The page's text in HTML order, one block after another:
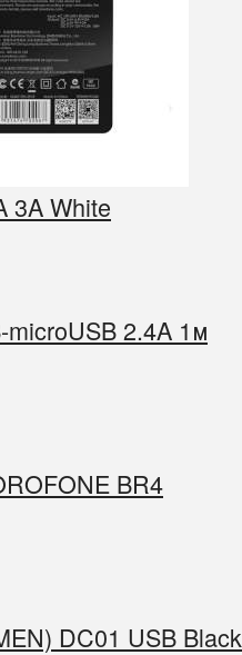
3A White
microUSB 2.4A 1м
BR4
DC01 USB Black